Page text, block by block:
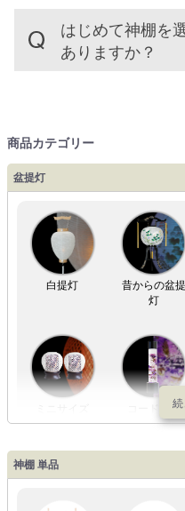
はじめて神棚を
ありますか？
商品カテゴリー
盆提灯
白提灯
昔からの盆提
灯
コードレス
神棚 単品